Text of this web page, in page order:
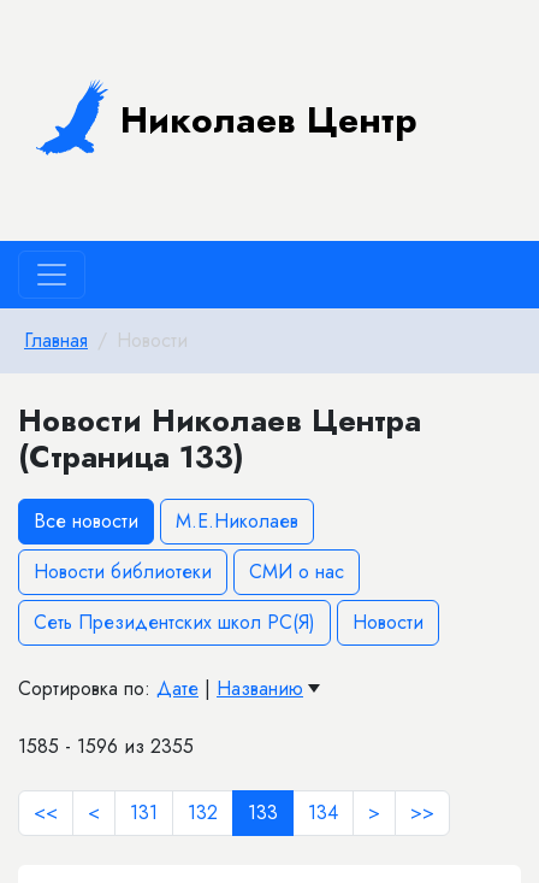
Николаев Центр
Главная Новости
Новости Николаев Центра
(Страница 133)
Все новости
М.Е.Николаев
Новости библиотеки
СМИ о нас
Сеть Президентских школ РС(Я)
Новости
Сортировка по: Дате | Названию
1585 - 1596 из 2355
<< < 131 132 133 134 > >>